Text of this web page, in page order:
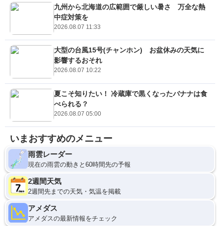
九州から北海道の広範囲で厳しい暑さ 万全な熱
中症対策を
2026.08.07 11:33
大型の台風15号(チャンホン) お盆休みの天気に
影響するおそれ
2026.08.07 10:22
夏こそ知りたい！ 冷蔵庫で黒くなったバナナは食
べられる？
2026.08.07 05:00
いまおすすめのメニュー
雨雲レーダー
現在の雨雲の動きと60時間先の予報
2週間天気
2週間先までの天気・気温を掲載
アメダス
アメダスの最新情報をチェック